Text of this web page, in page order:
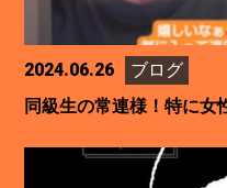
2024.06.26
ブログ
同級生の常連様！特に女